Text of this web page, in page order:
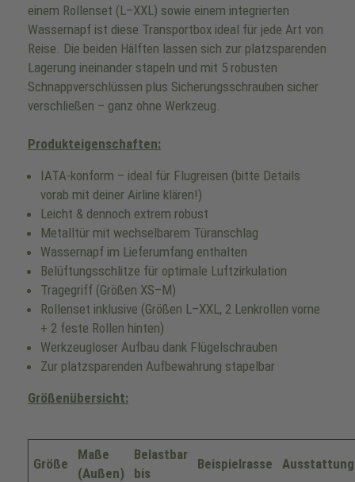
einem Rollenset (L–XXL) sowie einem integrierten
Wassernapf ist diese Transportbox ideal für jede Art von
Reise. Die beiden Hälften lassen sich zur platzsparenden
Lagerung ineinander stapeln und mit 5 robusten
Schnappverschlüssen plus Sicherungsschrauben sicher
verschließen – ganz ohne Werkzeug.
Produkteigenschaften:
IATA-konform – ideal für Flugreisen (bitte Details
vorab mit deiner Airline klären!)
Leicht & dennoch extrem robust
Metalltür mit wechselbarem Türanschlag
Wassernapf im Lieferumfang enthalten
Belüftungsschlitze für optimale Luftzirkulation
Tragegriff (Größen XS–M)
Rollenset inklusive (Größen L–XXL, 2 Lenkrollen vorne
+ 2 feste Rollen hinten)
Werkzeugloser Aufbau dank Flügelschrauben
Zur platzsparenden Aufbewahrung stapelbar
Größenübersicht:
Größe
Maße
(Außen)
Belastbar
bis
Beispielrasse Ausstattung